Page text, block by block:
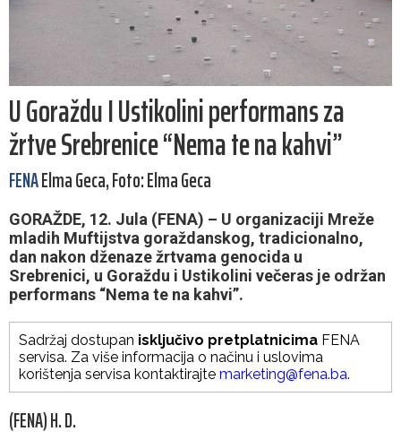
U Goraždu I Ustikolini performans za
žrtve Srebrenice “Nema te na kahvi”
FENAElma Geca, Foto: Elma Geca
GORAŽDE, 12. Jula (FENA) – U organizaciji Mreže
mladih Muftijstva goraždanskog, tradicionalno,
dan nakon dženaze žrtvama genocida u
Srebrenici, u Goraždu i Ustikolini večeras je održan
performans “Nema te na kahvi”.
Sadržaj dostupan isključivo pretplatnicima FENA
servisa. Za više informacija o načinu i uslovima
korištenja servisa kontaktirajte marketing@fena.ba.
(FENA) H. D.